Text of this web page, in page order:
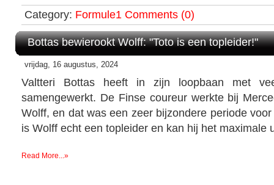
Category: Formule1 Comments (0)
Bottas bewierookt Wolff: "Toto is een topleider!"
vrijdag, 16 augustus, 2024
Valtteri Bottas heeft in zijn loopbaan met
samengewerkt. De Finse coureur werkte bij
Wolff, en dat was een zeer bijzondere periode
is Wolff echt een topleider en kan hij het maximale
Read More...»